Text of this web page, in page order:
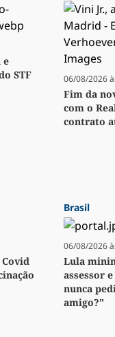
e
STF
06/08/2026
Fim da
com o
contrato
Brasil
06/08/2026
Lula
assessor
nunca
amigo?"